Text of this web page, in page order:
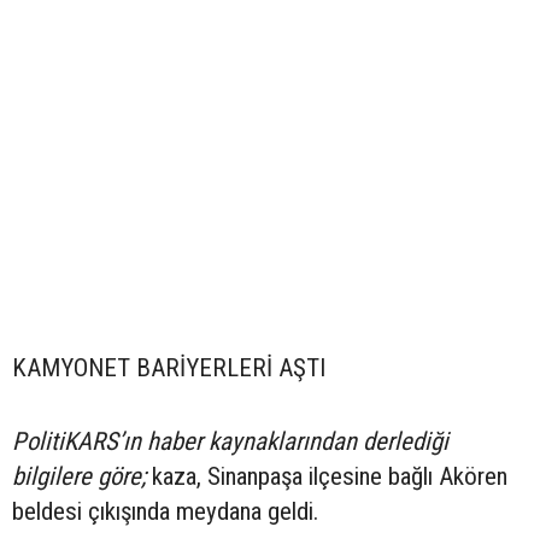
KAMYONET BARİYERLERİ AŞTI
PolitiKARS’ın haber kaynaklarından derlediği
bilgilere göre;kaza, Sinanpaşa ilçesine bağlı Akören
beldesi çıkışında meydana geldi.